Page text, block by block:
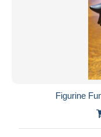
Figurine